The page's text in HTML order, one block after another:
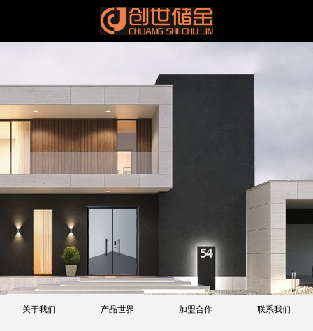
关于我们 产品世界 加盟合作 联系我们